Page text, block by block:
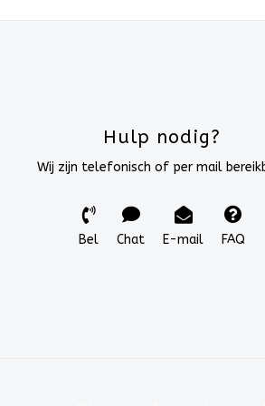
Hulp nodig?
Wij zijn telefonisch of per mail
Bel Chat E-mail FAQ